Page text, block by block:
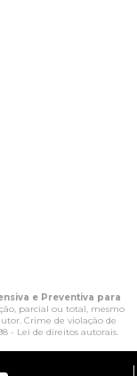
e Preventiva para
parcial ou total, mesmo
Crime de violação de
- Lei de direitos autorais.